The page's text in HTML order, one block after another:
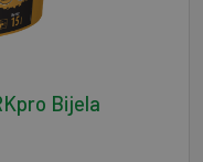
Bijela